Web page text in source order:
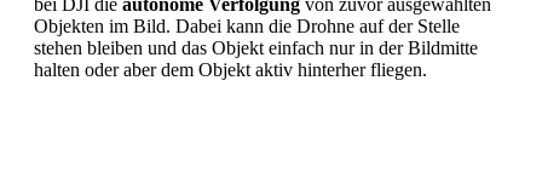
bei DJI die autonome Verfolgung von zuvor ausgewählten
Objekten im Bild. Dabei kann die Drohne auf der Stelle
stehen bleiben und das Objekt einfach nur in der Bildmitte
halten oder aber dem Objekt aktiv hinterher fliegen.